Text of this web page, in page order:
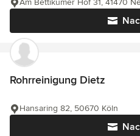
Am Bettikumer Hof 31, 41470
Rohrreinigung Dietz
Hansaring 82, 50670 Köln